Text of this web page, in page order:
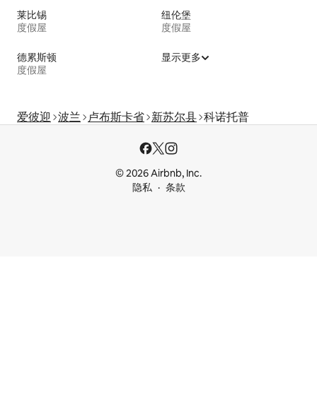
莱比锡
度假屋
纽伦堡
度假屋
德累斯顿
度假屋
显示更多
爱彼迎 波兰 卢布斯卡省 新苏尔县 科诺托普
© 2026 Airbnb, Inc.
隐私
条款